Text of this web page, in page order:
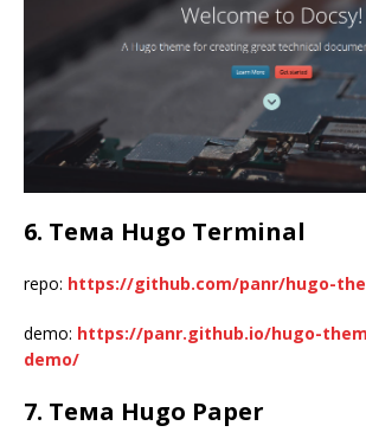
6. Тема Hugo Terminal
repo: https://github.com/panr/hugo-
demo: https://panr.github.io/hugo-
demo/
7. Тема Hugo Paper